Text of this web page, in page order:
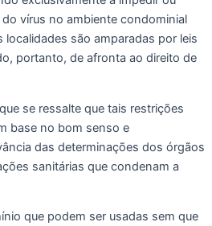
vírus no ambiente condominial
localidades são amparadas por leis
portanto, de afronta ao direito de
se ressalte que tais restrições
base no bom senso e
das determinações dos órgãos
sanitárias que condenam a
que podem ser usadas sem que